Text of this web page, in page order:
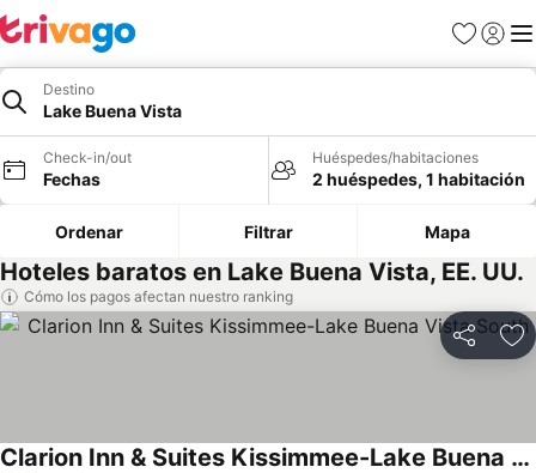
Favoritos
Iniciar
Destino
Lake Buena Vista
Check-in/out
Fechas
Huéspedes/habitaciones
2 huéspedes, 1 habitación
Ordenar Filtrar Mapa
Hoteles baratos en Lake Buena Vista, EE. UU.
Cómo los pagos afectan nuestro ranking
Compartir
Clarion Inn & Suites Kissimmee-Lake Buena Vista South